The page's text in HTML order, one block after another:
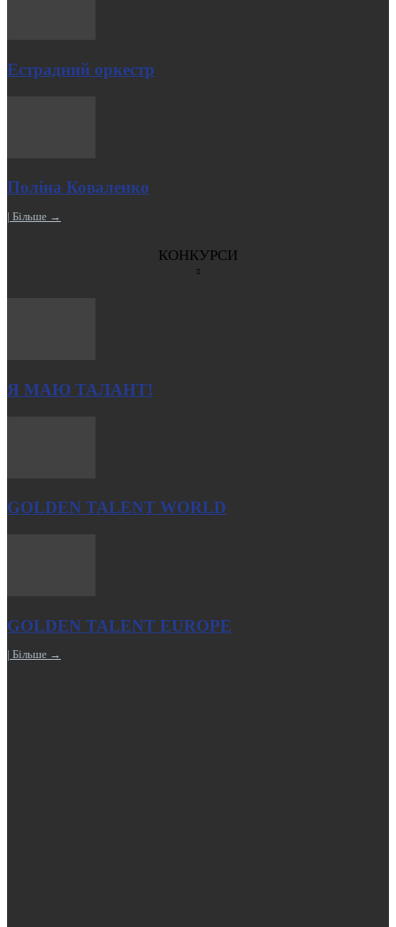
Естрадний оркестр
Поліна Коваленко
| Більше →
КОНКУРСИ
Я МАЮ ТАЛАНТ!
GOLDEN TALENT WORLD
GOLDEN TALENT EUROPE
| Більше →